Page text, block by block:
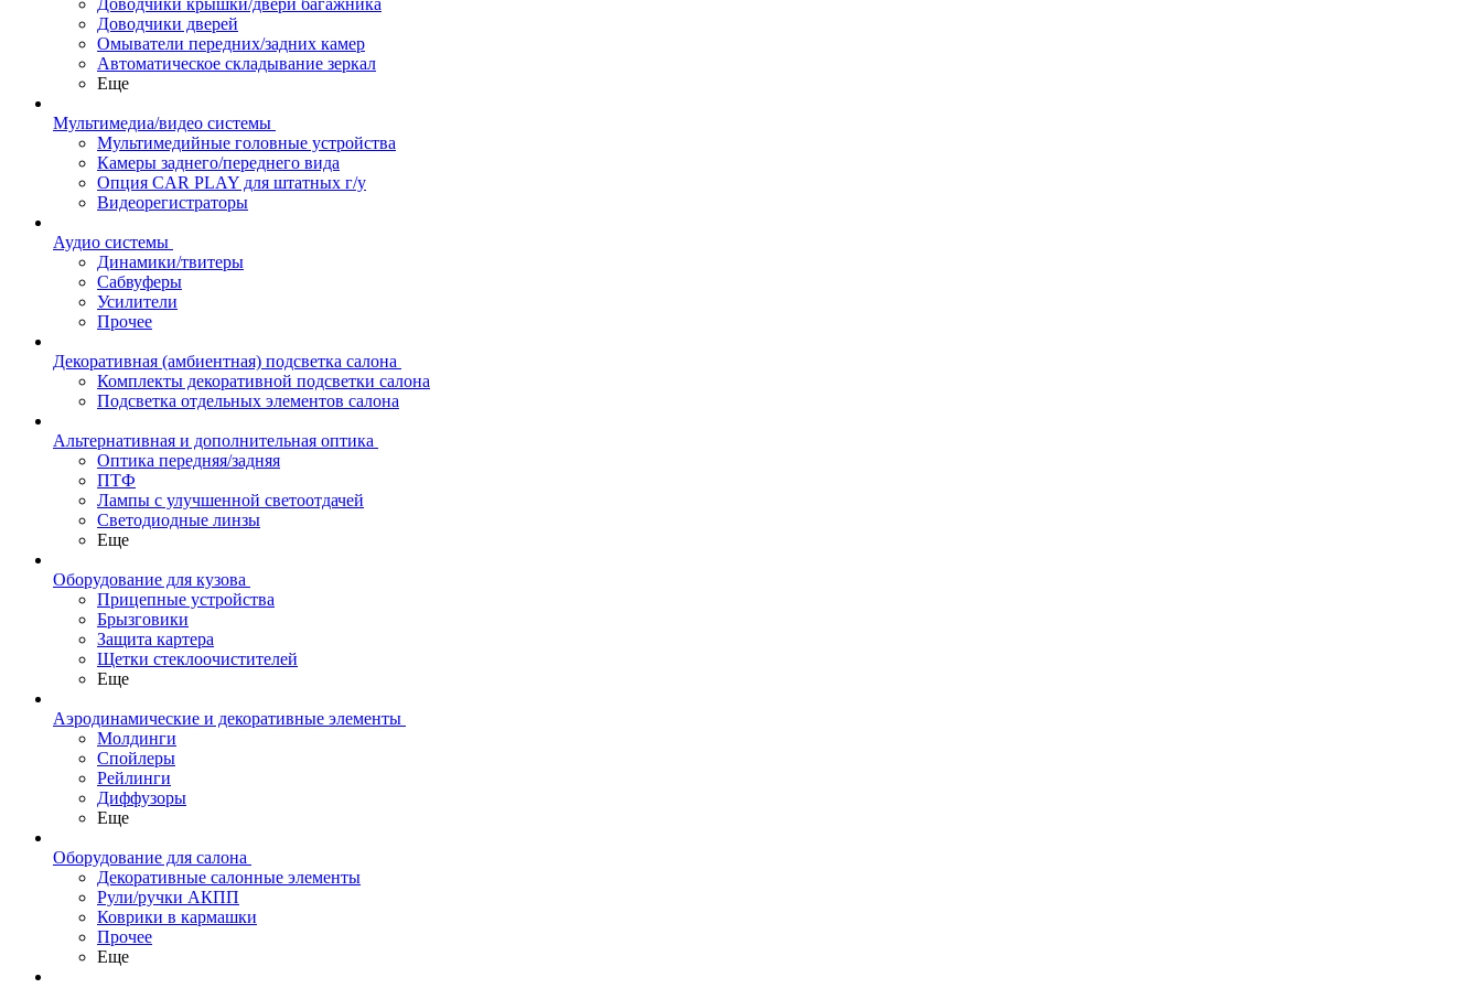
Доводчики крышки/двери багажника
Доводчики дверей
Омыватели передних/задних камер
Автоматическое складывание зеркал
Еще
Мультимедиа/видео системы
Мультимедийные головные устройства
Камеры заднего/переднего вида
Опция CAR PLAY для штатных г/у
Видеорегистраторы
Аудио системы
Динамики/твитеры
Сабвуферы
Усилители
Прочее
Декоративная (амбиентная) подсветка салона
Комплекты декоративной подсветки салона
Подсветка отдельных элементов салона
Альтернативная и дополнительная оптика
Оптика передняя/задняя
ПТФ
Лампы с улучшенной светоотдачей
Светодиодные линзы
Еще
Оборудование для кузова
Прицепные устройства
Брызговики
Защита картера
Щетки стеклоочистителей
Еще
Аэродинамические и декоративные элементы
Молдинги
Спойлеры
Рейлинги
Диффузоры
Еще
Оборудование для салона
Декоративные салонные элементы
Рули/ручки АКПП
Коврики в кармашки
Прочее
Еще